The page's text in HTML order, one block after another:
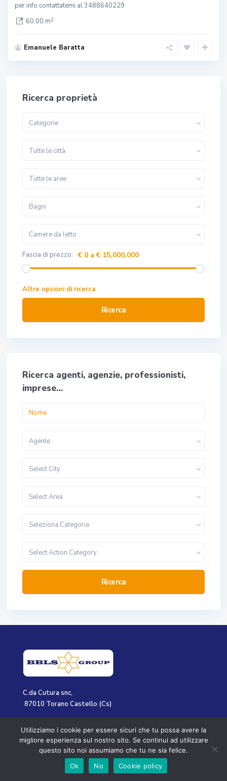
per info contattatemi al 3488640229
60.00 m2
Emanuele Baratta
Ricerca proprietà
Categorie
Tutte le città
Tutte le aree
Bagni
Camere da letto
Fascia di prezzo: € 0 a € 15,000,000
Altre opzioni di ricerca
Ricerca
Ricerca agenti, agenzie, professionisti,
imprese…
Agente
Select City
Select Area
Seleziona Categoria
Select Action Category
Ricerca
C.da Cutura snc,
87010 Torano Castello (Cs)
info@bblsgroup.it
INFORMAZIONI
Utilizziamo i cookie per essere sicuri che tu possa avere la
migliore esperienza sul nostro sito. Se continui ad utilizzare
questo sito noi assumiamo che tu ne sia felice.
Ok
No Cookie policy